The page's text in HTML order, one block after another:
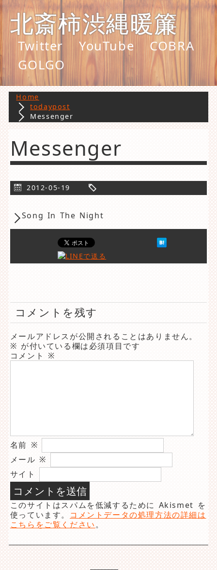
北斎柿渋縄暖簾
Twitter YouTube
COBRA
GOLGO
Home
todaypost
Messenger
Messenger
2012-05-19
Song In The Night
コメントを残す
メールアドレスが公開されることはありません。
※ が付いている欄は必須項目です
コメント ※
名前 ※
メール※
サイト
このサイトはスパムを低減するために Akismet を
使っています。 コメントデータの処理方法の詳細は
こちらをご覧ください。